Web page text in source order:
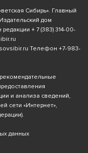
Сибирь». Главный
дом
+ 7 (383) 314-00-
Телефон +7-983-
и анализа сведений,
сети «Интернет»,
данных